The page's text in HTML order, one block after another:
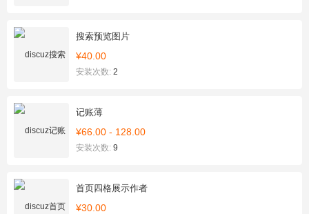
搜索预览图片
¥40.00
安装次数: 2
记账薄
¥66.00 - 128.00
安装次数: 9
首页四格展示作者
¥30.00